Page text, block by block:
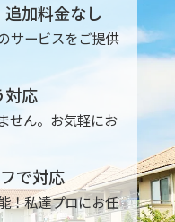
加料金なし
サービスをご提供
対応
せん。お気軽にお
で対応
！私達プロにお任